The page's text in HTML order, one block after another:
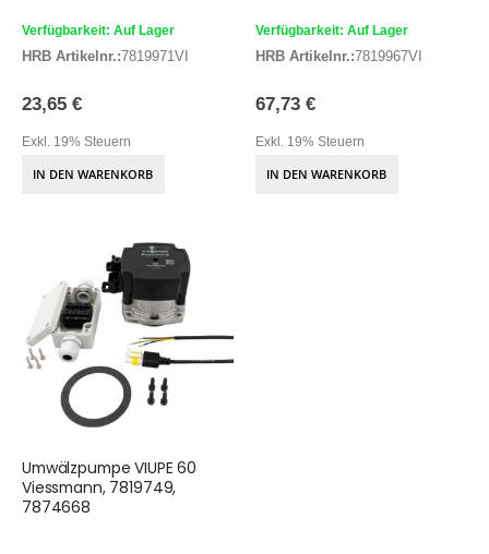
Verfügbarkeit: Auf Lager
HRB Artikelnr.:7819971VI
23,65 €
Exkl. 19% Steuern
IN DEN WARENKORB
Verfügbarkeit: Auf Lager
HRB Artikelnr.:7819967VI
67,73 €
Exkl. 19% Steuern
IN DEN WARENKORB
Umwälzpumpe VIUPE 60
Viessmann, 7819749,
7874668